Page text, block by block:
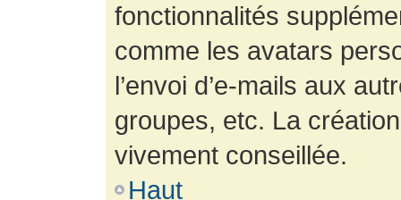
fonctionnalités
comme les avatars
l’envoi d’e-mails aux
groupes, etc. La
vivement conseillée.
Haut